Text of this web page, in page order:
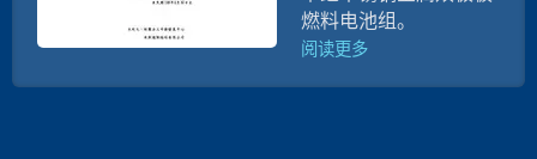
燃料电池组。
阅读更多